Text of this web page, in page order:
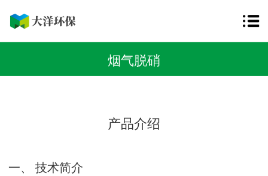
烟气脱硝
产品介绍
一、 技术简介